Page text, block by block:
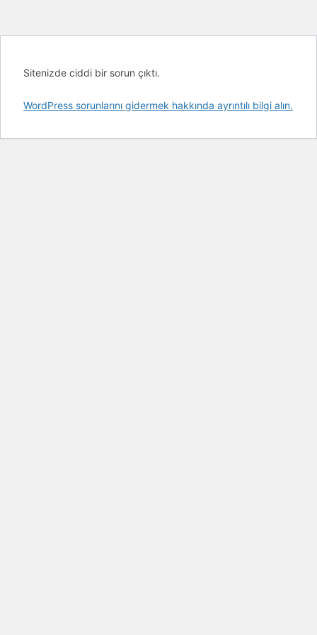
Sitenizde ciddi bir sorun çıktı.
WordPress sorunlarını gidermek hakkında ayrıntılı bilgi alın.